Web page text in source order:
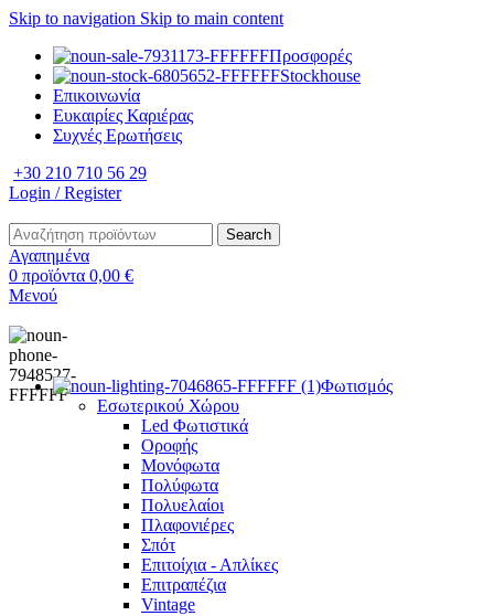
Skip to navigation Skip to main content
Προσφορές
Stockhouse
Επικοινωνία
Ευκαιρίες Καριέρας
Συχνές Ερωτήσεις
+30 210 710 56 29
Login / Register
Search
Αγαπημένα
0 προϊόντα 0,00 €
Μενού
Φωτισμός
Εσωτερικού Χώρου
Led Φωτιστικά
Οροφής
Μονόφωτα
Πολύφωτα
Πολυελαίοι
Πλαφονιέρες
Σπότ
Επιτοίχια - Απλίκες
Επιτραπέζια
Vintage